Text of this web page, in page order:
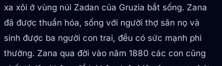
xa xôi ở vùng núi Zadan của Gruzia bắt sống. Zana
đã được thuần hóa, sống với người thợ săn nọ và
sinh được ba người con trai, đều có sức mạnh phi
thường. Zana qua đời vào năm 1880 các con cũng